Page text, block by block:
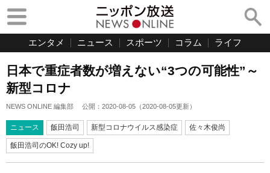
エンタメ ニュース スポーツ コラム ライフ
日本で重症者数が増えない“3つの可能性”～
新型コロナ
NEWS ONLINE 編集部 公開： 2020-08-05 （2020-08-05更新）
ニュース 飯田浩司 新型コロナウイルス感染症 佐々木俊尚
飯田浩司のOK! Cozy up!